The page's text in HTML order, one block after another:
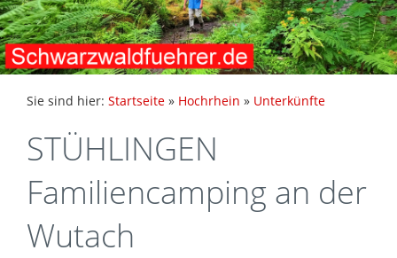
Sie sind hier: Startseite » Hochrhein » Unterkünfte
STÜHLINGEN
Familiencamping an der
Wutach